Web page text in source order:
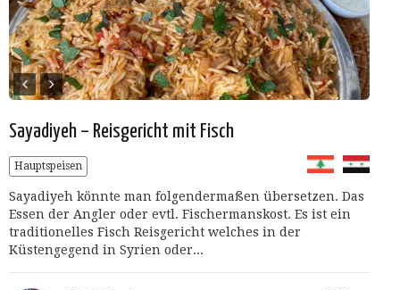
Sayadiyeh – Reisgericht mit Fisch
Hauptspeisen
Sayadiyeh könnte man folgendermaßen übersetzen. Das
Essen der Angler oder evtl. Fischermanskost. Es ist ein
traditionelles Fisch Reisgericht welches in der
Küstengegend in Syrien oder...